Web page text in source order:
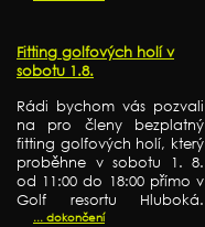
Fitting golfových holí v
sobotu 1.8.
Rádi bychom vás pozvali
na pro členy bezplatný
fitting golfových holí, který
proběhne v sobotu 1. 8.
od 11:00 do 18:00 přímo v
Golf resortu Hluboká.
... dokončení